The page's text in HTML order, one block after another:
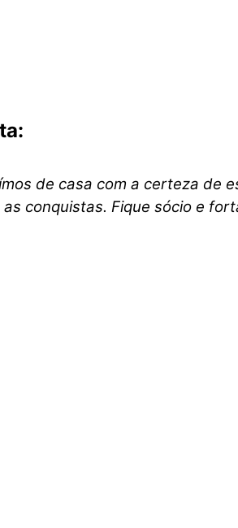
de casa com a certeza de
conquistas. Fique sócio e